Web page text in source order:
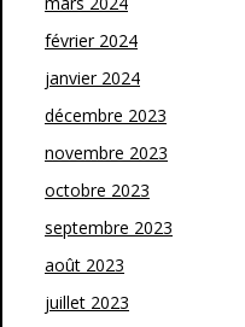
février 2024
janvier 2024
décembre 2023
novembre 2023
octobre 2023
septembre 2023
août 2023
juillet 2023